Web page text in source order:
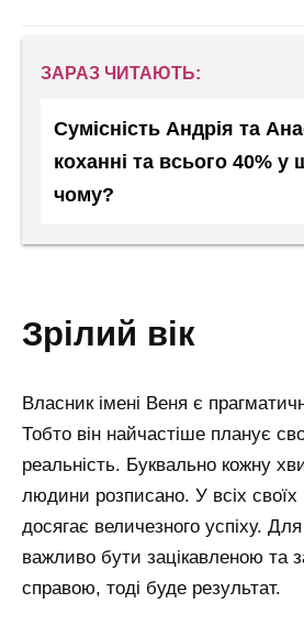
ЗАРАЗ ЧИТАЮТЬ:
Сумісність Андрія та
коханні та всього 40% у
чому?
зрілий вік
Власник імені Веня є
Тобто він найчастіше планує
реальність. Буквально кожну
людини розписано. У всіх своїх
досягає величезного успіху.
важливо бути зацікавленою та
справою, тоді буде результат.